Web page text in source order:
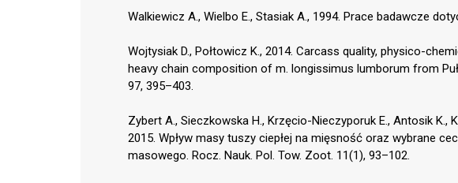
Walkiewicz A., Wielbo E., Stasiak A., 1994. Prace badawcze
Wojtysiak D., Połtowicz K., 2014. Carcass quality, physico-
heavy chain composition of m. longissimus lumborum from
97, 395–403.
Zybert A., Sieczkowska H., Krzęcio-Nieczyporuk E., Antosik K.,
2015. Wpływ masy tuszy ciepłej na mięsność oraz wybrane
masowego. Rocz. Nauk. Pol. Tow. Zoot. 11(1), 93–102.